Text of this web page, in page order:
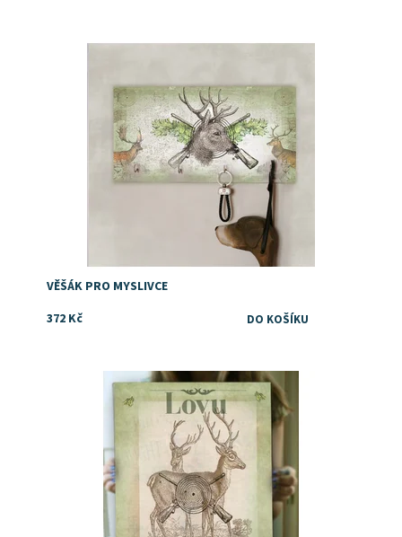
Dostupnost: Skladem
VĚŠÁK PRO MYSLIVCE
372 Kč
Dostupnost: Skladem